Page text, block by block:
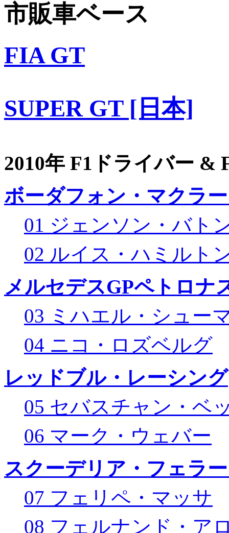
市販車ベース
FIA GT
SUPER GT [日本]
2010年 F1ドライバー &
ボーダフォン・マクラ
01 ジェンソン・バト
02 ルイス・ハミルト
メルセデスGPペトロナ
03 ミハエル・シュー
04 ニコ・ロズベルグ
レッドブル・レーシング
05 セバスチャン・ベ
06 マーク・ウェバー
スクーデリア・フェラ
07 フェリペ・マッサ
08 フェルナンド・ア